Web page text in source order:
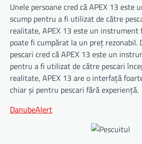
Unele persoane cred că APEX 13 este
scump pentru a fi utilizat de către
realitate, APEX 13 este un instrument
poate fi cumpărat la un preț rezonabil.
pescari cred că APEX 13 este un
pentru a fi utilizat de către pescari
realitate, APEX 13 are o interfață
chiar și pentru pescari fără experiență.
DanubeAlert